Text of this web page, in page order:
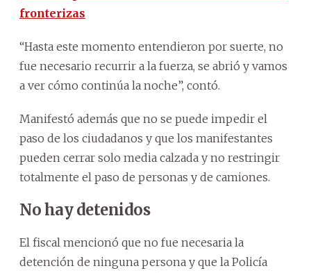
fronterizas
“Hasta este momento entendieron por suerte, no
fue necesario recurrir a la fuerza, se abrió y vamos
a ver cómo continúa la noche”, contó.
Manifestó además que no se puede impedir el
paso de los ciudadanos y que los manifestantes
pueden cerrar solo media calzada y no restringir
totalmente el paso de personas y de camiones.
No hay detenidos
El fiscal mencionó que no fue necesaria la
detención de ninguna persona y que la Policía